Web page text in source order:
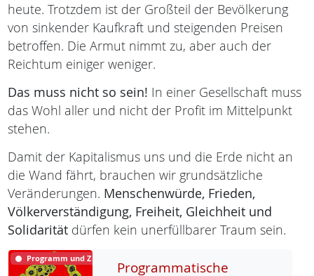
heute. Trotzdem ist der Großteil der Bevölkerung
von sinkender Kaufkraft und steigenden Preisen
betroffen. Die Armut nimmt zu, aber auch der
Reichtum einiger weniger.
Das muss nicht so sein! In einer Gesellschaft muss
das Wohl aller und nicht der Profit im Mittelpunkt
stehen.
Damit der Kapitalismus uns und die Erde nicht an
die Wand fährt, brauchen wir grundsätzliche
Veränderungen. Menschenwürde, Frieden,
Völkerverständigung, Freiheit, Gleichheit und
Solidarität dürfen kein unerfüllbarer Traum sein.
Programm und Ziele
Programmatische